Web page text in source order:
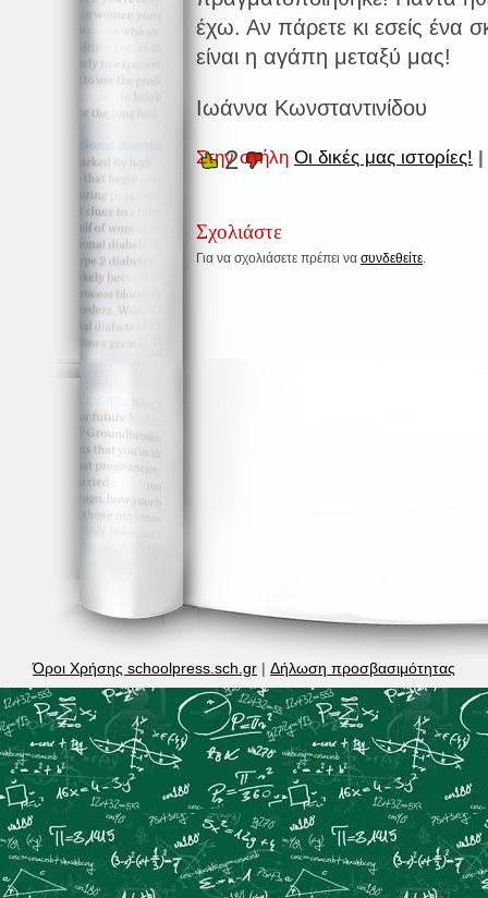
έχω. Αν πάρετε κι εσείς ένα
είναι η αγάπη μεταξύ μας!
Ιωάννα Κωνσταντινίδου
Στην στήλη Οι δικές μας ιστορίες!
2
Σχολιάστε
Για να σχολιάσετε πρέπει να συνδεθείτε.
Όροι Χρήσης schoolpress.sch.gr | Δήλωση προσβασιμότητας